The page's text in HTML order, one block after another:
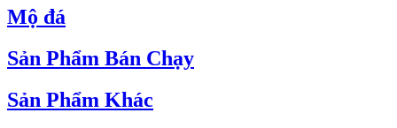
Mộ đá
Sản Phẩm Bán Chạy
Sản Phẩm Khác